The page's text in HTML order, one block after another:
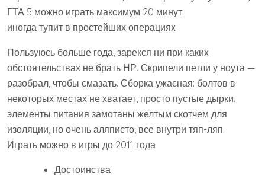
ГТА 5 можно играть максимум 20 минут.
иногда тупит в простейших операциях
Пользуюсь больше года, зарекся ни при каких
обстоятельствах не брать НР. Скрипели петли у ноута —
разобрал, чтобы смазать. Сборка ужасная: болтов в
некоторых местах не хватает, просто пустые дырки,
элементы питания замотаны желтым скотчем для
изоляции, но очень аляписто, все внутри тяп-ляп.
Играть можно в игры до 2011 года
Достоинства